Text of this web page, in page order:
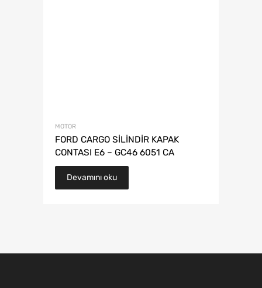
MOTOR
FORD CARGO SİLİNDİR KAPAK
CONTASI E6 – GC46 6051 CA
Devamını oku